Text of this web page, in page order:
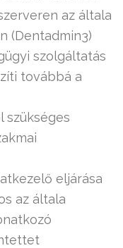
az általa
(Dentadmin3)
szolgáltatás
továbbá a
szükséges
eljárása
az általa